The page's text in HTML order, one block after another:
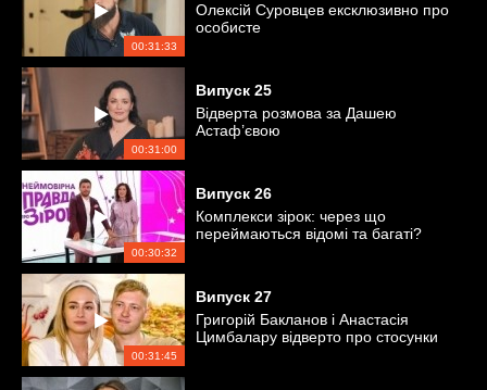
00:31:33
Олексій Суровцев ексклюзивно про
особисте
00:31:00
Випуск 25
Відверта розмова за Дашею
Астаф’євою
00:30:32
Випуск 26
Комплекси зірок: через що
переймаються відомі та багаті?
00:31:45
Випуск 27
Григорій Бакланов і Анастасія
Цимбалару відверто про стосунки